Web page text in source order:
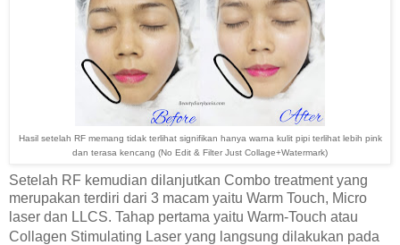
Hasil setelah RF memang tidak terlihat signifikan hanya warna kulit pipi terlihat lebih pink
dan terasa kencang (No Edit & Filter Just Collage+Watermark)
Setelah RF kemudian dilanjutkan Combo treatment yang
merupakan terdiri dari 3 macam yaitu Warm Touch, Micro
laser dan LLCS. Tahap pertama yaitu Warm-Touch atau
Collagen Stimulating Laser yang langsung dilakukan pada